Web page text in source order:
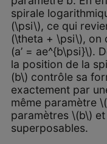
spirale
(\psi\), ce qui
(\theta + \psi\), on
(a’ = ae^{b\psi}\).
la position de la
(b\) contrôle sa
exactement par
même paramètre
paramètres \(b\)
superposables.